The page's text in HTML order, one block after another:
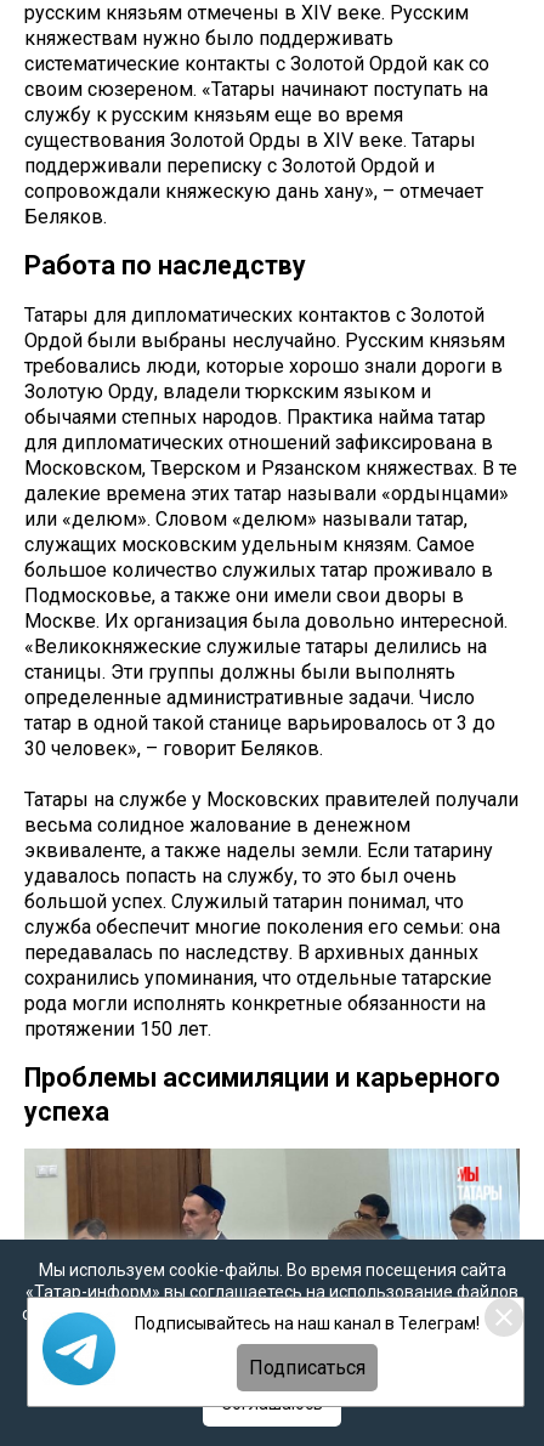
русским князьям отмечены в XIV веке. Русским
княжествам нужно было поддерживать
систематические контакты с Золотой Ордой как со
своим сюзереном. «Татары начинают поступать на
службу к русским князьям еще во время
существования Золотой Орды в XIV веке. Татары
поддерживали переписку с Золотой Ордой и
сопровождали княжескую дань хану», – отмечает
Беляков.
Работа по наследству
Татары для дипломатических контактов с Золотой
Ордой были выбраны неслучайно. Русским князьям
требовались люди, которые хорошо знали дороги в
Золотую Орду, владели тюркским языком и
обычаями степных народов. Практика найма татар
для дипломатических отношений зафиксирована в
Московском, Тверском и Рязанском княжествах. В те
далекие времена этих татар называли «ордынцами»
или «делюм». Словом «делюм» называли татар,
служащих московским удельным князям. Самое
большое количество служилых татар проживало в
Подмосковье, а также они имели свои дворы в
Москве. Их организация была довольно интересной.
«Великокняжеские служилые татары делились на
станицы. Эти группы должны были выполнять
определенные административные задачи. Число
татар в одной такой станице варьировалось от 3 до
30 человек», – говорит Беляков.
Татары на службе у Московских правителей получали
весьма солидное жалование в денежном
эквиваленте, а также наделы земли. Если татарину
удавалось попасть на службу, то это был очень
большой успех. Служилый татарин понимал, что
служба обеспечит многие поколения его семьи: она
передавалась по наследству. В архивных данных
сохранились упоминания, что отдельные татарские
рода могли исполнять конкретные обязанности на
протяжении 150 лет.
Проблемы ассимиляции и карьерного
успеха
Мы используем cookie-файлы. Во время посещения сайта
«Татар-информ» вы соглашаетесь на использование файлов
cookie в соответствии с настоящим уведомлением, согласием
наобработку персональных данных,Политикой о
персональных данных
Политикой конфиденциальности
Соглашаюсь
Подписывайтесь на наш канал в Телеграм!
Подписаться